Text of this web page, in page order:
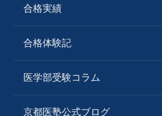
合格実績
合格体験記
医学部受験コラム
京都医塾公式ブログ